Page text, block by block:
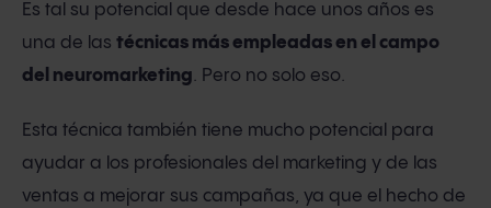
Es tal su potencial que desde hace unos años es
una de las técnicas más empleadas en el campo
del neuromarketing. Pero no solo eso.
Esta técnica también tiene mucho potencial para
ayudar a los profesionales del marketing y de las
ventas a mejorar sus campañas, ya que el hecho de